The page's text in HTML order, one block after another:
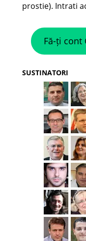
prostie). Intrati
Fă-ți cont
SUSTINATORI